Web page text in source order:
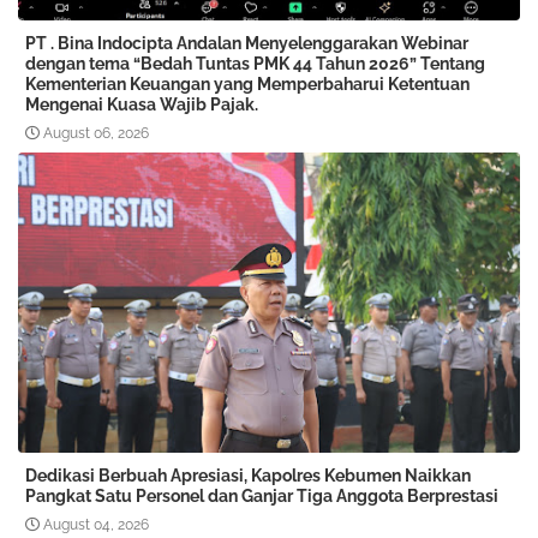
PT . Bina Indocipta Andalan Menyelenggarakan Webinar
dengan tema “Bedah Tuntas PMK 44 Tahun 2026” Tentang
Kementerian Keuangan yang Memperbaharui Ketentuan
Mengenai Kuasa Wajib Pajak.
August 06, 2026
Dedikasi Berbuah Apresiasi, Kapolres Kebumen Naikkan
Pangkat Satu Personel dan Ganjar Tiga Anggota Berprestasi
August 04, 2026